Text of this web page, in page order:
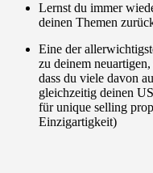
Lernst du immer
deinen Themen
Eine der
zu deinem
dass du viele davon
gleichzeitig deinen
für unique selling
Einzigartigkeit)